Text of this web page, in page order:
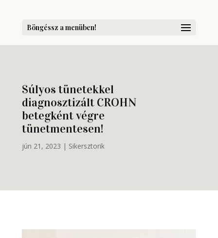
Böngéssz a menüben!
Súlyos tünetekkel
diagnosztizált CROHN
betegként végre
tünetmentesen!
jún 21, 2023 | Sikersztorik